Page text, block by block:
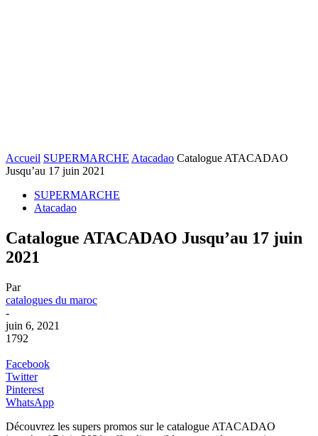
Accueil SUPERMARCHE Atacadao Catalogue ATACADAO
Jusqu’au 17 juin 2021
SUPERMARCHE
Atacadao
Catalogue ATACADAO Jusqu’au 17 juin
2021
Par
catalogues du maroc
-
juin 6, 2021
1792
Facebook
Twitter
Pinterest
WhatsApp
Découvrez les supers promos sur le catalogue ATACADAO